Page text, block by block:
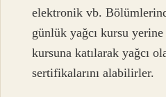
elektronik vb.
günlük yağcı kursu
kursuna katılarak yağcı
sertifikalarını alabilirler.